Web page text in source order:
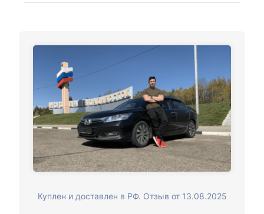
Куплен и доставлен в РФ. Отзыв от 13.08.2025